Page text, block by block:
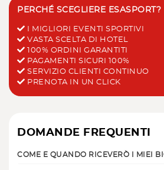
PERCHÉ SCEGLIERE ESASPORT?
I MIGLIORI EVENTI SPORTIVI
VASTA SCELTA DI HOTEL
100% ORDINI GARANTITI
PAGAMENTI SICURI 100%
SERVIZIO CLIENTI CONTINUO
PRENOTA IN UN CLICK
DOMANDE FREQUENTI
COME E QUANDO RICEVERÒ I MIEI